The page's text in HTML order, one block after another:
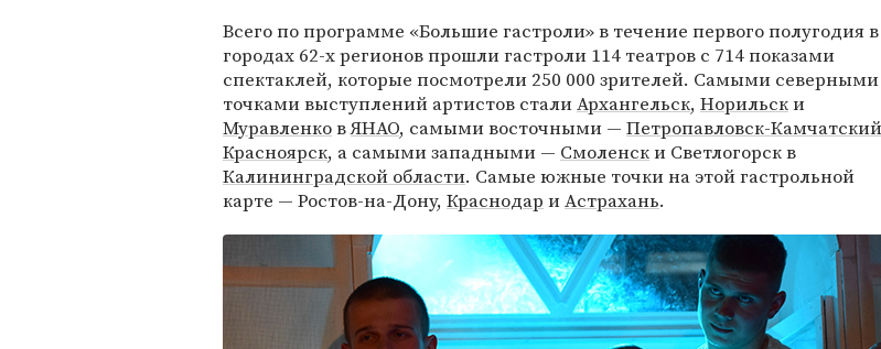
Всего по программе «Большие гастроли» в течение первого полугодия в
городах 62-х регионов прошли гастроли 114 театров с 714 показами
спектаклей, которые посмотрели 250 000 зрителей. Самыми северными
точками выступлений артистов сталиАрхангельск, Норильски
МуравленковЯНАО, самыми восточными — Петропавловск-Камчатский
Красноярск, а самыми западными — Смоленски Светлогорск в
Калининградской области. Самые южные точки на этой гастрольной
карте — Ростов-на-Дону, Краснодар иАстрахань.